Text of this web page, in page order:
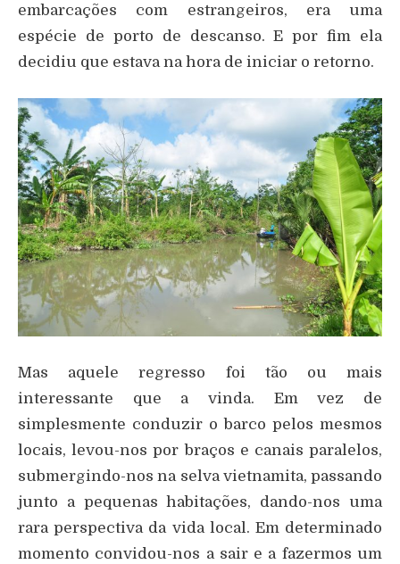
embarcações com estrangeiros, era uma
espécie de porto de descanso. E por fim ela
decidiu que estava na hora de iniciar o retorno.
Mas aquele regresso foi tão ou mais
interessante que a vinda. Em vez de
simplesmente conduzir o barco pelos mesmos
locais, levou-nos por braços e canais paralelos,
submergindo-nos na selva vietnamita, passando
junto a pequenas habitações, dando-nos uma
rara perspectiva da vida local. Em determinado
momento convidou-nos a sair e a fazermos um